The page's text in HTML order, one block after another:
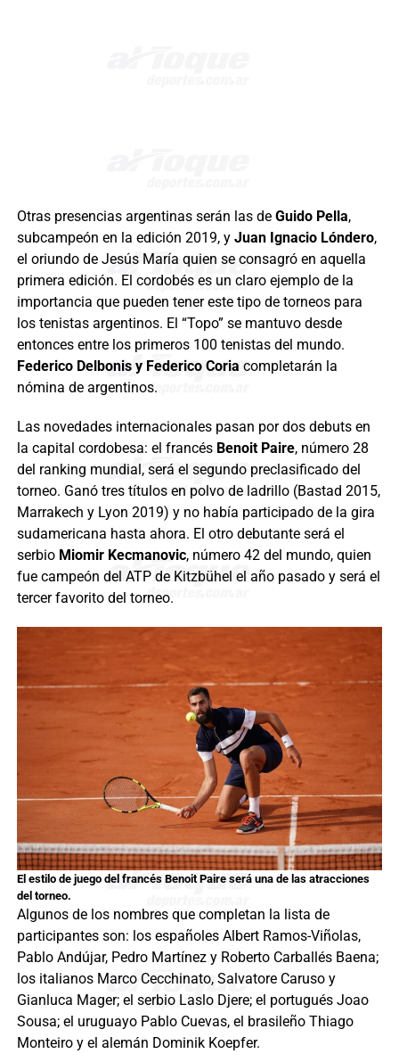
Otras presencias argentinas serán las de Guido Pella,
subcampeón en la edición 2019, y Juan Ignacio Lóndero,
el oriundo de Jesús María quien se consagró en aquella
primera edición. El cordobés es un claro ejemplo de la
importancia que pueden tener este tipo de torneos para
los tenistas argentinos. El “Topo” se mantuvo desde
entonces entre los primeros 100 tenistas del mundo.
Federico Delbonis y Federico Coria completarán la
nómina de argentinos.
Las novedades internacionales pasan por dos debuts en
la capital cordobesa: el francés Benoit Paire, número 28
del ranking mundial, será el segundo preclasificado del
torneo. Ganó tres títulos en polvo de ladrillo (Bastad 2015,
Marrakech y Lyon 2019) y no había participado de la gira
sudamericana hasta ahora. El otro debutante será el
serbio Miomir Kecmanovic, número 42 del mundo, quien
fue campeón del ATP de Kitzbühel el año pasado y será el
tercer favorito del torneo.
El estilo de juego del francés Benoit Paire será una de las atracciones
del torneo.
Algunos de los nombres que completan la lista de
participantes son: los españoles Albert Ramos-Viñolas,
Pablo Andújar, Pedro Martínez y Roberto Carballés Baena;
los italianos Marco Cecchinato, Salvatore Caruso y
Gianluca Mager; el serbio Laslo Djere; el portugués Joao
Sousa; el uruguayo Pablo Cuevas, el brasileño Thiago
Monteiro y el alemán Dominik Koepfer.